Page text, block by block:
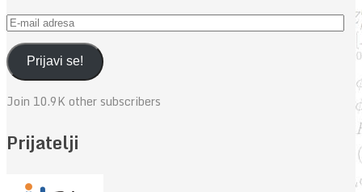
E-
mail
adresaPrijavi se!
Join 10.9K other subscribers
Prijatelji